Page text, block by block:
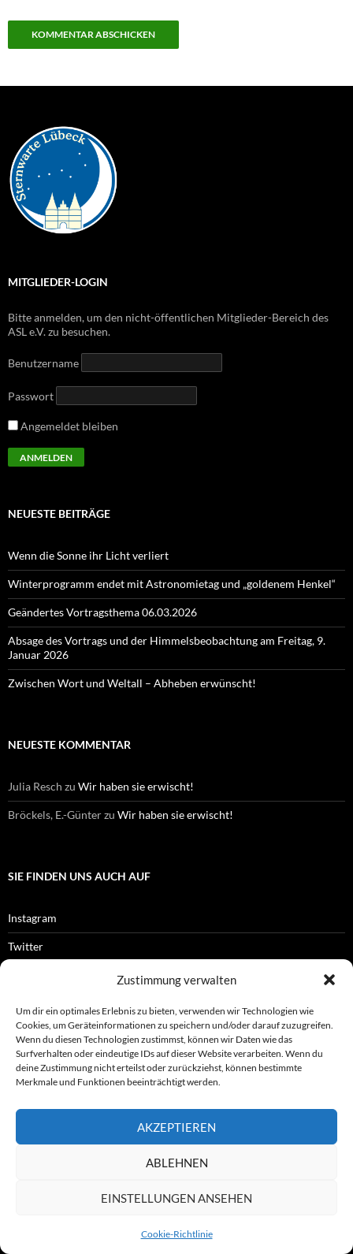
Zustimmung verwalten
Um dir ein optimales Erlebnis zu bieten, verwenden wir Technologien wie
Cookies, um Geräteinformationen zu speichern und/oder darauf zuzugreifen.
Wenn du diesen Technologien zustimmst, können wir Daten wie das
Surfverhalten oder eindeutige IDs auf dieser Website verarbeiten. Wenn du
deine Zustimmung nicht erteilst oder zurückziehst, können bestimmte
Merkmale und Funktionen beeinträchtigt werden.
AKZEPTIEREN
ABLEHNEN
EINSTELLUNGEN ANSEHEN
Cookie-Richtlinie
MITGLIEDER-LOGIN
Bitte anmelden, um den nicht-öffentlichen Mitglieder-Bereich des
ASL e.V. zu besuchen.
Benutzername
Passwort
Angemeldet bleiben
NEUESTE BEITRÄGE
Wenn die Sonne ihr Licht verliert
Winterprogramm endet mit Astronomietag und „goldenem Henkel“
Geändertes Vortragsthema 06.03.2026
Absage des Vortrags und der Himmelsbeobachtung am Freitag, 9.
Januar 2026
Zwischen Wort und Weltall – Abheben erwünscht!
NEUESTE KOMMENTAR
Julia Resch zu Wir haben sie erwischt!
Bröckels, E.-Günterzu Wir haben sie erwischt!
SIE FINDEN UNS AUCH AUF
Instagram
Twitter
OFFIZIELLES
Impressum